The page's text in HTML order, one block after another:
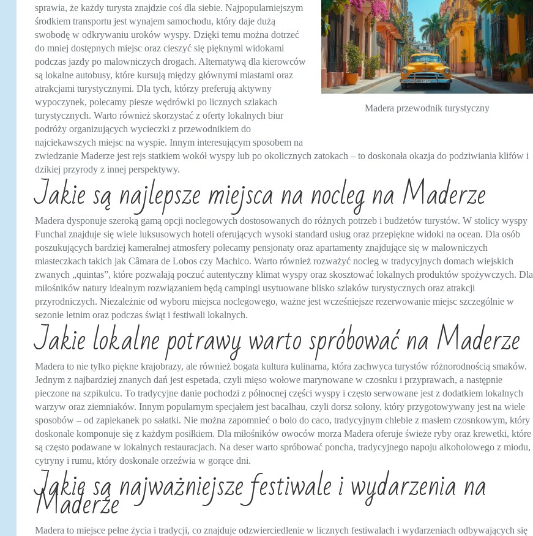
Madera przewodnik turystyczny
sprawia, że każdy turysta znajdzie coś dla siebie. Najpopularniejszym
środkiem transportu jest wynajem samochodu, który daje dużą
swobodę w odkrywaniu uroków wyspy. Dzięki temu można dotrzeć
do mniej dostępnych miejsc oraz cieszyć się pięknymi widokami
podczas jazdy po malowniczych drogach. Alternatywą dla kierowców
są lokalne autobusy, które kursują między głównymi miastami oraz
atrakcjami turystycznymi. Dla tych, którzy preferują aktywny
wypoczynek, polecamy piesze wędrówki po licznych szlakach
turystycznych. Warto również skorzystać z oferty lokalnych biur
podróży organizujących wycieczki z przewodnikiem do
najciekawszych miejsc na wyspie. Innym interesującym sposobem na
zwiedzanie Maderze jest rejs statkiem wokół wyspy lub po okolicznych zatokach – to doskonała okazja do podziwiania klifów i
dzikiej przyrody z innej perspektywy.
Jakie są najlepsze miejsca na nocleg na Maderze
Madera dysponuje szeroką gamą opcji noclegowych dostosowanych do różnych potrzeb i budżetów turystów. W stolicy wyspy
Funchal znajduje się wiele luksusowych hoteli oferujących wysoki standard usług oraz przepiękne widoki na ocean. Dla osób
poszukujących bardziej kameralnej atmosfery polecamy pensjonaty oraz apartamenty znajdujące się w malowniczych
miasteczkach takich jak Câmara de Lobos czy Machico. Warto również rozważyć nocleg w tradycyjnych domach wiejskich
zwanych „quintas”, które pozwalają poczuć autentyczny klimat wyspy oraz skosztować lokalnych produktów spożywczych. Dla
miłośników natury idealnym rozwiązaniem będą campingi usytuowane blisko szlaków turystycznych oraz atrakcji
przyrodniczych. Niezależnie od wyboru miejsca noclegowego, ważne jest wcześniejsze rezerwowanie miejsc szczególnie w
sezonie letnim oraz podczas świąt i festiwali lokalnych.
Jakie lokalne potrawy warto spróbować na Maderze
Madera to nie tylko piękne krajobrazy, ale również bogata kultura kulinarna, która zachwyca turystów różnorodnością smaków.
Jednym z najbardziej znanych dań jest espetada, czyli mięso wołowe marynowane w czosnku i przyprawach, a następnie
pieczone na szpikulcu. To tradycyjne danie pochodzi z północnej części wyspy i często serwowane jest z dodatkiem lokalnych
warzyw oraz ziemniaków. Innym popularnym specjałem jest bacalhau, czyli dorsz solony, który przygotowywany jest na wiele
sposobów – od zapiekanek po sałatki. Nie można zapomnieć o bolo do caco, tradycyjnym chlebie z masłem czosnkowym, który
doskonale komponuje się z każdym posiłkiem. Dla miłośników owoców morza Madera oferuje świeże ryby oraz krewetki, które
są często podawane w lokalnych restauracjach. Na deser warto spróbować poncha, tradycyjnego napoju alkoholowego z miodu,
cytryny i rumu, który doskonale orzeźwia w gorące dni.
Jakie są najważniejsze festiwale i wydarzenia na
Maderze
Madera to miejsce pełne życia i tradycji, co znajduje odzwierciedlenie w licznych festiwalach i wydarzeniach odbywających się